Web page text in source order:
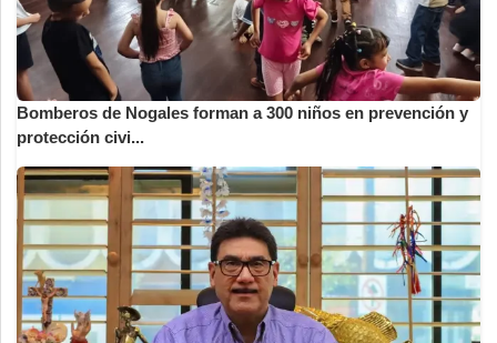
Bomberos de Nogales forman a 300 niños en prevención y
protección civi...